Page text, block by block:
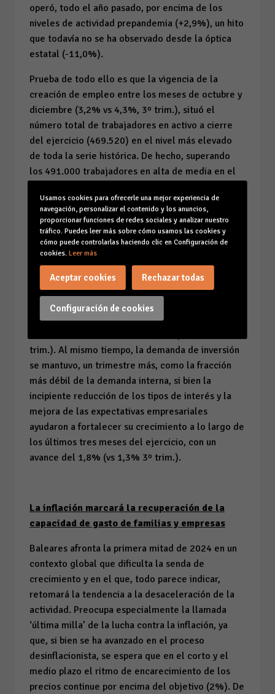
operó, todo el año pasado, por encima de los
niveles de actividad prepandemia (+2,9%), un hito
que todavía no se ha observado desde la óptica
estatal (-11,0%).
Prueba de todo ello es que la vigencia de la
creación de empleo entre los meses de octubre y
diciembre (3,2% vs 4,3%, 3º trim.), situó el
número total de trabajadores en activo a cierre
del ejercicio (469.520) en el nivel más elevado
de toda la serie histórica. De hecho, superando
los 491.000 trabajadores en alta de media en el
situó en el 5,8% (+1,3 puntos por encima del
tercer trimestre), la más baja de los últimos
veinte años para esa época del año.
Desde la óptica de la
privado aprovechó tanto el buen balance turístico
como la resistencia del gasto familiar, impulsado
por un nuevo avance de los salarios y la
moderación de la inflación, para cerrar el cuarto
trim.). Al mismo tiempo, la demanda de inversión
se mantuvo, un trimestre más, como la fracción
más débil de la demanda interna, si bien la
incipiente reducción de los tipos de interés y la
mejora de las expectativas empresariales
ayudaron a fortalecer su crecimiento a lo largo de
los últimos tres meses del ejercicio, con un
avance del 1,8% (vs 1,3% 3º trim.).
La inflación marcará la recuperación de la
capacidad de gasto de familias y empresas
Baleares afronta la primera mitad de 2024 en un
contexto global que dificulta la senda de
crecimiento y en el que, todo parece indicar,
retomará la tendencia a la desaceleración de la
actividad. Preocupa especialmente la llamada
‘última milla’ de la lucha contra la inflación, ya
que, si bien se ha avanzado en el proceso
desinflacionista, se espera que en el corto y el
medio plazo el ritmo de encarecimiento de los
precios continue por encima del objetivo (2%). De
Usamos cookies para ofrecerle una mejor experiencia de
navegación, personalizar el contenido y los anuncios,
proporcionar funciones de redes sociales y analizar nuestro
tráfico. Puedes leer más sobre cómo usamos las cookies y
cómo puede controlarlas haciendo clic en Configuración de
cookies. Leer más
Configuración de cookies
Aceptar cookies Rechazar todas